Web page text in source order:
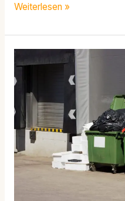
Weiterlesen »
Ideen
für
ein
aufgeräumtes
und
ansprechendes
Firmengelände